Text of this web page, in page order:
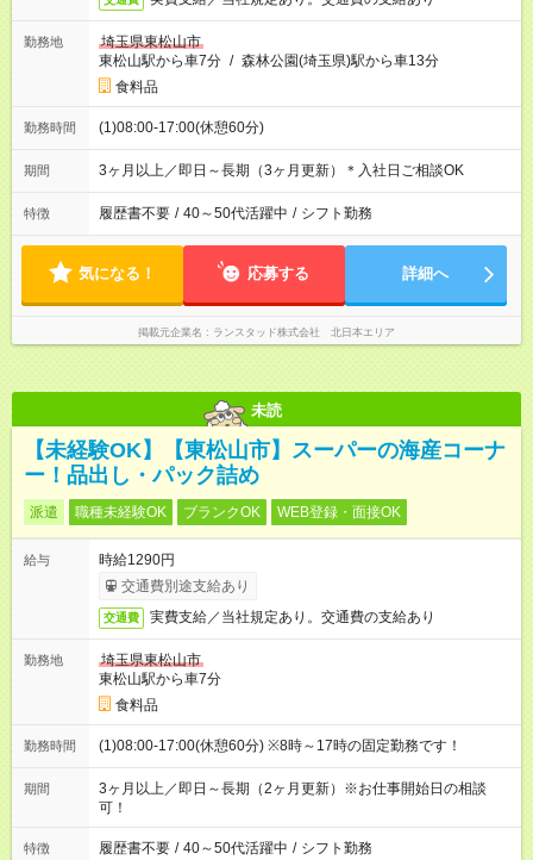
勤務地
埼玉県東松山市
東松山駅から車7分 / 森林公園(埼玉県)駅から車13分
食料品
勤務時間 (1)08:00-17:00(休憩60分)
期間 3ヶ月以上／即日～長期（3ヶ月更新）＊入社日ご相談OK
特徴 履歴書不要 / 40～50代活躍中 / シフト勤務
気になる！ 応募する 詳細へ
掲載元企業名 ランスタッド株式会社 北日本エリア
未読
【未経験OK】【東松山市】スーパーの海産コーナ
ー！品出し・パック詰め
派遣 職種未経験OK ブランクOK WEB登録・面接OK
給与
時給1290円
交通費別途支給あり
交通費 実費支給／当社規定あり。交通費の支給あり
勤務地
埼玉県東松山市
東松山駅から車7分
食料品
勤務時間 (1)08:00-17:00(休憩60分) ※8時～17時の固定勤務です！
期間
3ヶ月以上／即日～長期（2ヶ月更新）※お仕事開始日の相談
可！
特徴 履歴書不要 / 40～50代活躍中 / シフト勤務